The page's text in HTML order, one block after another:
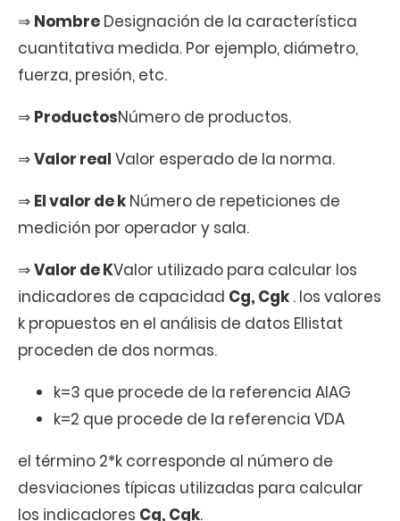
⇒ Nombre Designación de la característica
cuantitativa medida. Por ejemplo, diámetro,
fuerza, presión, etc.
⇒ ProductosNúmero de productos.
⇒Valor real Valor esperado de la norma.
⇒ El valor de k Número de repeticiones de
medición por operador y sala.
⇒Valor de KValor utilizado para calcular los
indicadores de capacidad Cg, Cgk . los valores
k propuestos en el análisis de datos Ellistat
proceden de dos normas.
k=3 que procede de la referencia AIAG
k=2 que procede de la referencia VDA
el término 2*k corresponde al número de
desviaciones típicas utilizadas para calcular
los indicadores Cg, Cgk.